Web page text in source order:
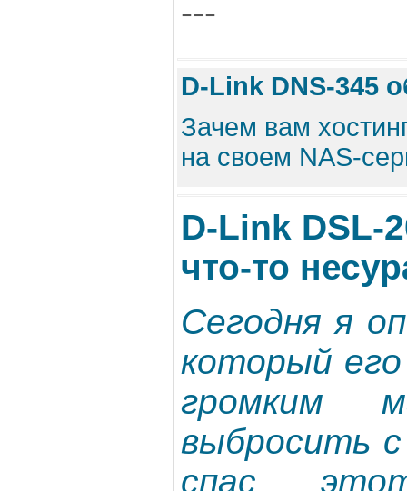
---
D-Link DNS-345
Зачем вам
на своем NAS-
D-Link DSL-
что-то
Сегодня я
который
громким
выбросить
спас